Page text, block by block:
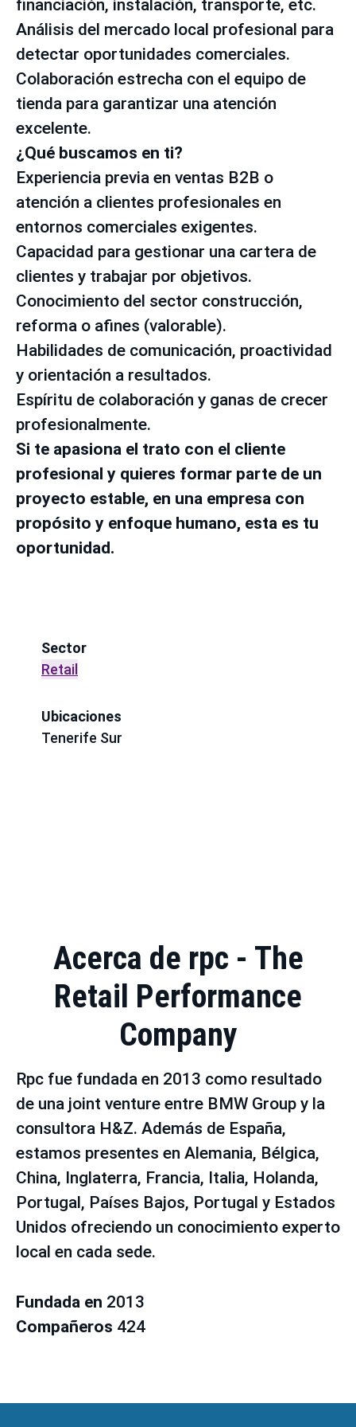
financiación, instalación, transporte, etc.
Análisis del mercado local profesional para
detectar oportunidades comerciales.
Colaboración estrecha con el equipo de
tienda para garantizar una atención
excelente.
¿Qué buscamos en ti?
Experiencia previa en ventas B2B o
atención a clientes profesionales en
entornos comerciales exigentes.
Capacidad para gestionar una cartera de
clientes y trabajar por objetivos.
Conocimiento del sector construcción,
reforma o afines (valorable).
Habilidades de comunicación, proactividad
y orientación a resultados.
Espíritu de colaboración y ganas de crecer
profesionalmente.
Si te apasiona el trato con el cliente
profesional y quieres formar parte de un
proyecto estable, en una empresa con
propósito y enfoque humano, esta es tu
oportunidad.
Sector
Retail
Ubicaciones
Tenerife Sur
Acerca de rpc - The
Retail Performance
Company
Rpc fue fundada en 2013 como resultado
de una joint venture entre BMW Group y la
consultora H&Z. Además de España,
estamos presentes en Alemania, Bélgica,
China, Inglaterra, Francia, Italia, Holanda,
Portugal, Países Bajos, Portugal y Estados
Unidos ofreciendo un conocimiento experto
local en cada sede.
Fundada en 2013
Compañeros 424